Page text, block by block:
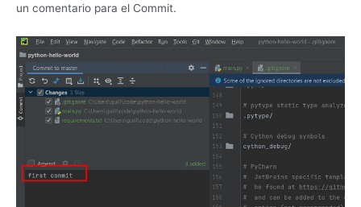
un comentario para el Commit.